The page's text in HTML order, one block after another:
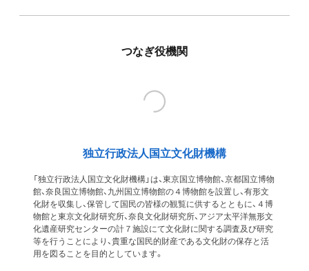
つなぎ役機関
独立行政法人国立文化財機構
「独立行政法人国立文化財機構」は、東京国立博物館、京都国立博物
館、奈良国立博物館、九州国立博物館の４博物館を設置し、有形文
化財を収集し、保管して国民の皆様の観覧に供するとともに、４博
物館と東京文化財研究所、奈良文化財研究所、アジア太平洋無形文
化遺産研究センターの計７施設にて文化財に関する調査及び研究
等を行うことにより、貴重な国民的財産である文化財の保存と活
用を図ることを目的としています。